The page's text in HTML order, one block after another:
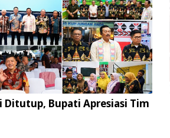
Ditutup, Bupati Apresiasi Tim